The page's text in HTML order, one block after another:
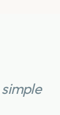
simple